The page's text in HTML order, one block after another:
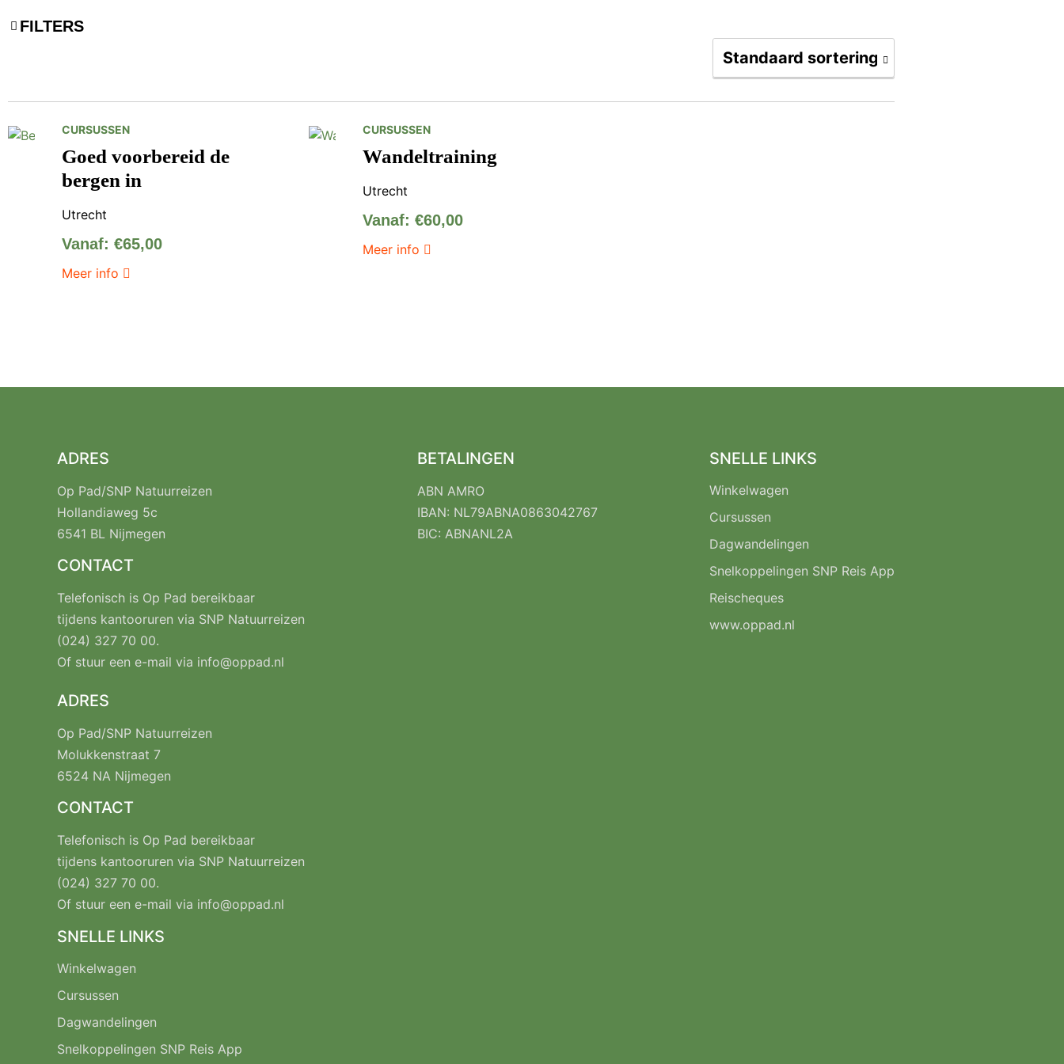
FILTERS
CURSUSSEN
Goed voorbereid de
bergen in
Utrecht
Vanaf: €65,00
Meer info
CURSUSSEN
Wandeltraining
Utrecht
Vanaf: €60,00
Meer info
ADRES
Op Pad/SNP Natuurreizen
Hollandiaweg 5c
6541 BL Nijmegen
CONTACT
Telefonisch is Op Pad bereikbaar
tijdens kantooruren via SNP Natuurreizen
(024) 327 70 00.
Of stuur een e-mail via info@oppad.nl
BETALINGEN
ABN AMRO
IBAN: NL79ABNA0863042767
BIC: ABNANL2A
SNELLE LINKS
Winkelwagen
Cursussen
Dagwandelingen
Snelkoppelingen SNP Reis App
Reischeques
www.oppad.nl
ADRES
Op Pad/SNP Natuurreizen
Molukkenstraat 7
6524 NA Nijmegen
CONTACT
Telefonisch is Op Pad bereikbaar
tijdens kantooruren via SNP Natuurreizen
(024) 327 70 00.
Of stuur een e-mail via info@oppad.nl
SNELLE LINKS
Winkelwagen
Cursussen
Dagwandelingen
Snelkoppelingen SNP Reis App